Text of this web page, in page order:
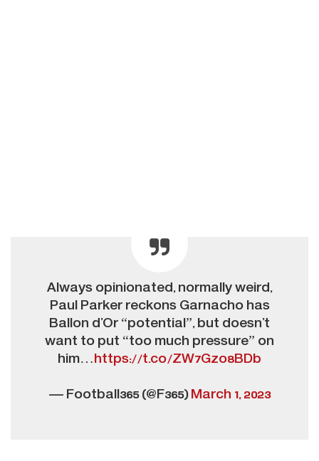
Always opinionated, normally weird,
Paul Parker reckons Garnacho has
Ballon d’Or “potential”, but doesn’t
want to put “too much pressure” on
him…https://t.co/ZW7Gzo8BDb
— Football365 (@F365)March 1, 2023